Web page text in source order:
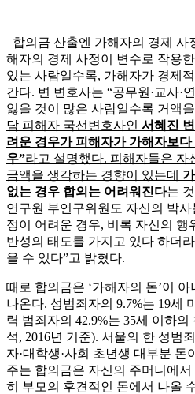
합의금 산출엔 가해자의 경제 사
해자의 경제 사정이 변수로 작용
있는 사람일수록, 가해자가 경제
간다. 변 변호사는 “공무원·교사·
잃을 것이 많은 사람일수록 거액
담 피해자 국선변호사인 서혜진
려운 경우가 피해자가 가해자보
우”라고 설명했다. 피해자들은 자
금액을 생각하는 경향이 있는데
없는 경우 합의는 어려워진다는
연구원 부연구위원도 자신의 박
정이 어려운 경우, 비록 자신의 행
반성의 태도를 가지고 있다 하더
을 수 있다”고 밝혔다.
때로 합의금은 ‘가해자의 돈’이 아
나온다. 성범죄자의 9.7%는 19세
력 범죄자의 42.9%는 35세 이하
석, 2016년 기준). 서울의 한 성범
자·대학생·사회 초년생 대부분 돈
주는 합의금은 자신의 주머니에
히 부모의 후견적인 돈에서 나올